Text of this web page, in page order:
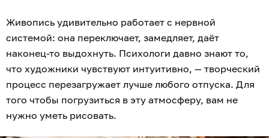
Живопись удивительно работает с нервной
системой: она переключает, замедляет, даёт
наконец-то выдохнуть. Психологи давно знают то,
что художники чувствуют интуитивно, — творческий
процесс перезагружает лучше любого отпуска. Для
того чтобы погрузиться в эту атмосферу, вам не
нужно уметь рисовать.